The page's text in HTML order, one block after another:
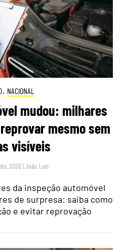
, NACIONAL
mudou: milhares
mesmo sem
visíveis
2026 |João Luís
da inspeção automóvel
de surpresa: saiba como
e evitar reprovação